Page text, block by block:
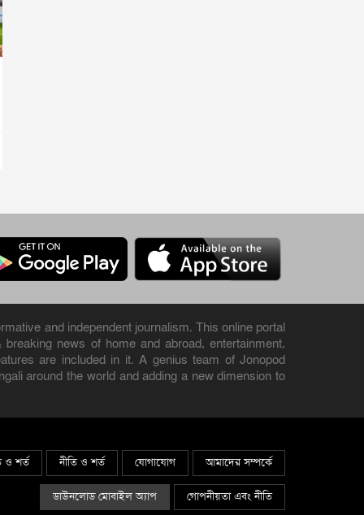
and independent journalism. This online portal
news of home and abroad, entertainment,
are included in it. A genius team of Jonopod
around the world and adding a new dimension to
আমাদের সম্পর্কে
যোগাযোগ
নীতি ও শর্ত
ও শর্ত
গোপনীয়তা এবং নীতি
ডাউনলোড মোবাইল অ্যাপ